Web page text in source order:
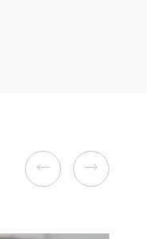
Previous Next